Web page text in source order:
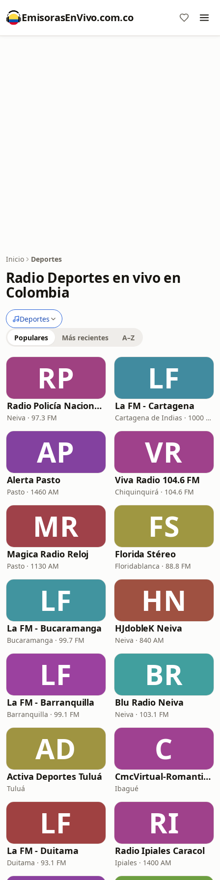
EmisorasEnVivo.com.co
Inicio Deportes
Radio Deportes en vivo en
Colombia
Deportes
Populares Más recientes A–Z
RP
Radio Policía Nacional - Neiva
Neiva · 97.3 FM
LF
La FM - Cartagena
Cartagena de Indias · 1000 AM
AP
Alerta Pasto
Pasto · 1460 AM
VR
Viva Radio 104.6 FM
Chiquinquirá · 104.6 FM
MR
Magica Radio Reloj
Pasto · 1130 AM
FS
Florida Stéreo
Floridablanca · 88.8 FM
LF
La FM - Bucaramanga
Bucaramanga · 99.7 FM
HN
HJdobleK Neiva
Neiva · 840 AM
LF
La FM - Barranquilla
Barranquilla · 99.1 FM
BR
Blu Radio Neiva
Neiva · 103.1 FM
AD
Activa Deportes Tuluá
Tuluá
C
CmcVirtual-Romantica
Ibagué
LF
La FM - Duitama
Duitama · 93.1 FM
RI
Radio Ipiales Caracol
Ipiales · 1400 AM